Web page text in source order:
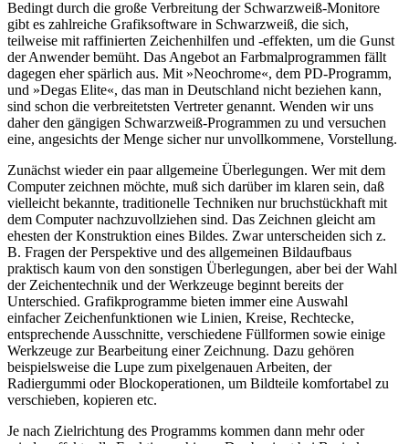
Bedingt durch die große Verbreitung der Schwarzweiß-Monitore
gibt es zahlreiche Grafiksoftware in Schwarzweiß, die sich,
teilweise mit raffinierten Zeichenhilfen und -effekten, um die Gunst
der Anwender bemüht. Das Angebot an Farbmalprogrammen fällt
dagegen eher spärlich aus. Mit »Neochrome«, dem PD-Programm,
und »Degas Elite«, das man in Deutschland nicht beziehen kann,
sind schon die verbreitetsten Vertreter genannt. Wenden wir uns
daher den gängigen Schwarzweiß-Programmen zu und versuchen
eine, angesichts der Menge sicher nur unvollkommene, Vorstellung.
Zunächst wieder ein paar allgemeine Überlegungen. Wer mit dem
Computer zeichnen möchte, muß sich darüber im klaren sein, daß
vielleicht bekannte, traditionelle Techniken nur bruchstückhaft mit
dem Computer nachzuvollziehen sind. Das Zeichnen gleicht am
ehesten der Konstruktion eines Bildes. Zwar unterscheiden sich z.
B. Fragen der Perspektive und des allgemeinen Bildaufbaus
praktisch kaum von den sonstigen Überlegungen, aber bei der Wahl
der Zeichentechnik und der Werkzeuge beginnt bereits der
Unterschied. Grafikprogramme bieten immer eine Auswahl
einfacher Zeichenfunktionen wie Linien, Kreise, Rechtecke,
entsprechende Ausschnitte, verschiedene Füllformen sowie einige
Werkzeuge zur Bearbeitung einer Zeichnung. Dazu gehören
beispielsweise die Lupe zum pixelgenauen Arbeiten, der
Radiergummi oder Blockoperationen, um Bildteile komfortabel zu
verschieben, kopieren etc.
Je nach Zielrichtung des Programms kommen dann mehr oder